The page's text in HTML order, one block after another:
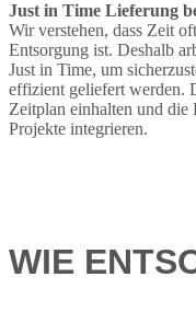
Just in Time Lieferung
Wir verstehen, dass Zeit
Entsorgung ist. Deshalb
Just in Time, um
effizient geliefert werden.
Zeitplan einhalten und
Projekte integrieren.
WIE